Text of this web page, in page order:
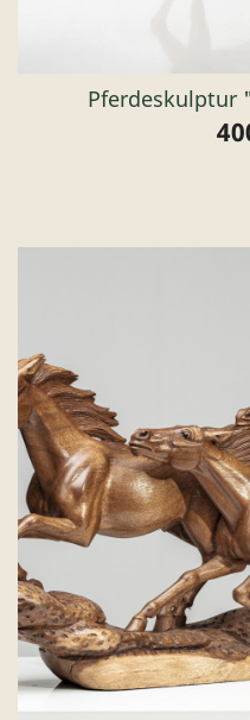
Pferdeskulptur